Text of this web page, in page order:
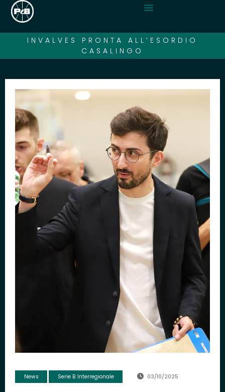
INVALVES PRONTA ALL’ESORDIO
CASALINGO
News Serie B Interregionale 03/10/2025